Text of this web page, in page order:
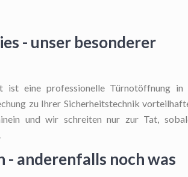
- unser besonderer
ist eine professionelle Türnotöffnung in
zu Ihrer Sicherheitstechnik
und wir schreiten nur zur Tat,
- anderenfalls noch was